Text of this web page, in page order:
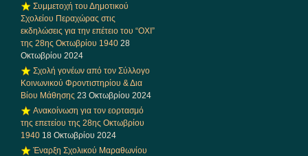
Συμμετοχή του Δημοτικού
Σχολείου Περαχώρας στις
εκδηλώσεις για την επέτειο του “ΟΧΙ”
της 28ης Οκτωβρίου 1940 28
Οκτωβρίου 2024
Σχολή γονέων από τον Σύλλογο
Κοινωνικού Φροντιστηρίου & Δια
Βίου Μάθησης 23 Οκτωβρίου 2024
Ανακοίνωση για τον εορτασμό
της επετείου της 28ης Οκτωβρίου
1940 18 Οκτωβρίου 2024
Έναρξη Σχολικού Μαραθωνίου